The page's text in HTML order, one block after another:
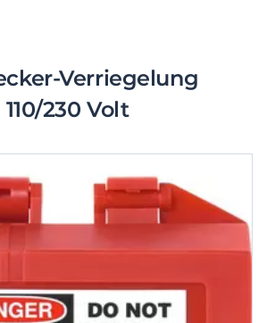
Verriegelung
230 Volt